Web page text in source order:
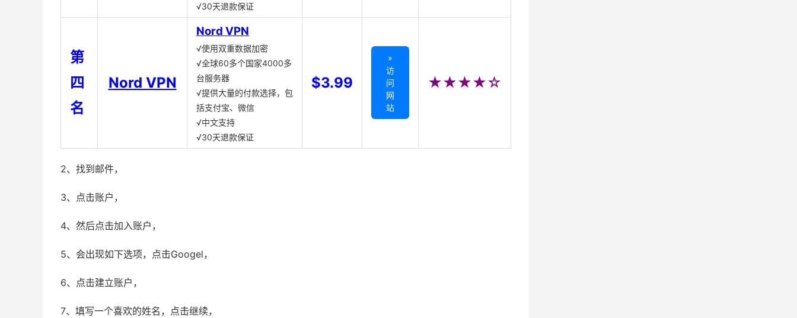
√30天退款保证
第
四
名
Nord VPN
Nord VPN
√使用双重数据加密
√全球60多个国家4000多
台服务器
√提供大量的付款选择，包
括支付宝、微信
√中文支持
√30天退款保证
$3.99
»
访
问
网
站
★★★★☆
2、找到邮件，
3、点击账户，
4、然后点击加入账户，
5、会出现如下选项，点击Googel，
6、点击建立账户，
7、填写一个喜欢的姓名，点击继续，